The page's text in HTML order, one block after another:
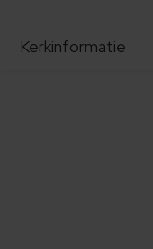
Kerkinformatie